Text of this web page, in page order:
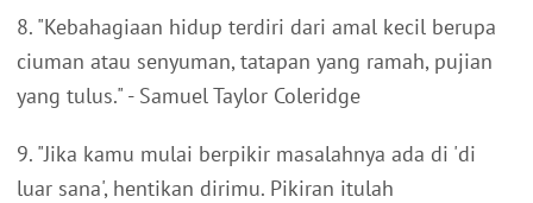
8. "Kebahagiaan hidup terdiri dari amal kecil berupa
ciuman atau senyuman, tatapan yang ramah, pujian
yang tulus." - Samuel Taylor Coleridge
9. "Jika kamu mulai berpikir masalahnya ada di 'di
luar sana', hentikan dirimu. Pikiran itulah